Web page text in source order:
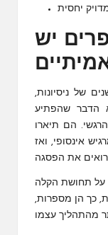
יש
של ניסיונות,
הדבר שהפתיע
הם תיארו
אינסופי, ואז
על תחושת הקלה
כך הן מספרות,